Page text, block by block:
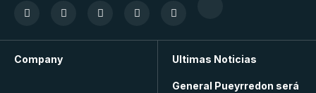
Company Ultimas Noticias
General Pueyrredon será